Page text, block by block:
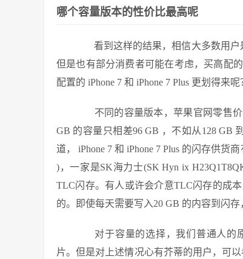
哪个容量版本的性价比最高呢
看到这样的结果，相信大多数用户是
但是也有部分消费者可能在考虑，买高配
配置的 iPhone 7 和 iPhone 7 Plus 更划得来呢
不同的容量版本，苹果官网零售价
GB 的容量只相差96 GB ，不如从128 GB
道， iPhone 7 和 iPhone 7 Plus 的闪存供货
)，一家是SK海力士(SK Hyn ix
TLC闪存。有人或许会介意TLC闪存的成
的。即使每天需要写入20 GB 的内容到闪
对于容量的选择，我们普通人的原
片。但是对上述情况心有芥蒂的用户，可